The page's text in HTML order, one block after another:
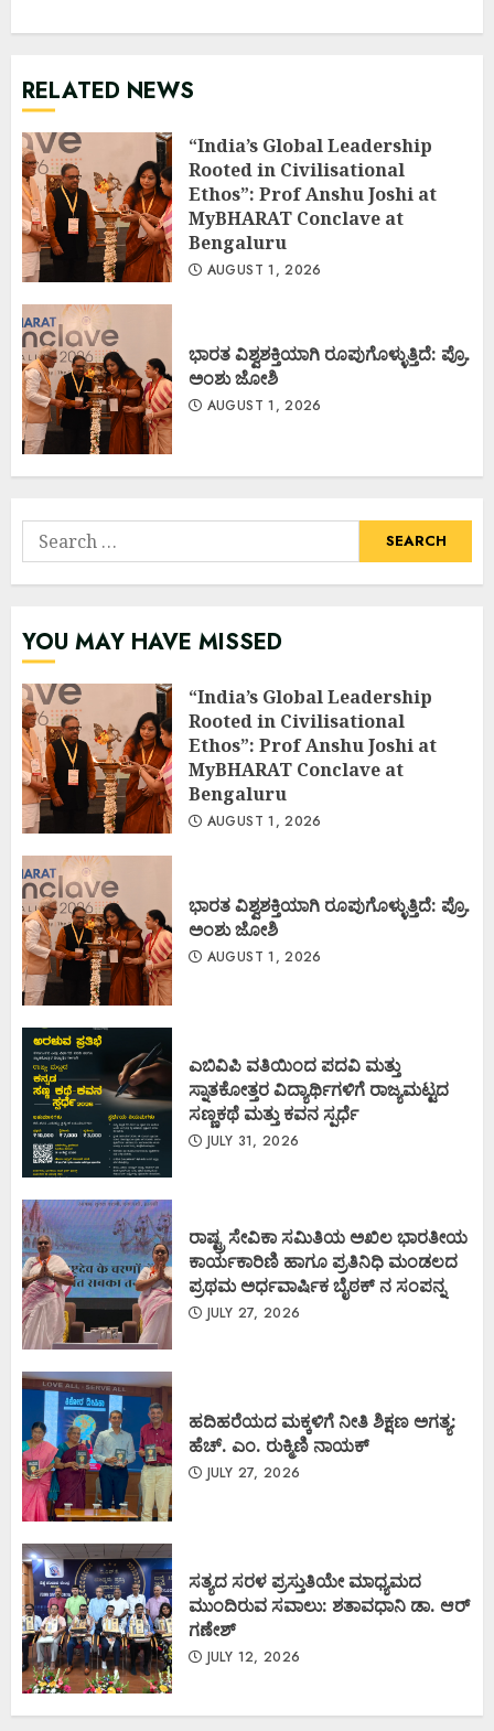
RELATED NEWS
“India’s Global Leadership
Rooted in Civilisational
Ethos”: Prof Anshu Joshi at
MyBHARAT Conclave at
Bengaluru
AUGUST 1, 2026
ಭಾರತ ವಿಶ್ವಶಕ್ತಿಯಾಗಿ ರೂಪುಗೊಳ್ಳುತ್ತಿದೆ: ಪ್ರೊ.
ಅಂಶು ಜೋಶಿ
AUGUST 1, 2026
Search
for:
YOU MAY HAVE MISSED
“India’s Global Leadership
Rooted in Civilisational
Ethos”: Prof Anshu Joshi at
MyBHARAT Conclave at
Bengaluru
AUGUST 1, 2026
ಭಾರತ ವಿಶ್ವಶಕ್ತಿಯಾಗಿ ರೂಪುಗೊಳ್ಳುತ್ತಿದೆ: ಪ್ರೊ.
ಅಂಶು ಜೋಶಿ
AUGUST 1, 2026
ಎಬಿವಿಪಿ ವತಿಯಿಂದ ಪದವಿ ಮತ್ತು
ಸ್ನಾತಕೋತ್ತರ ವಿದ್ಯಾರ್ಥಿಗಳಿಗೆ ರಾಜ್ಯಮಟ್ಟದ
ಸಣ್ಣಕಥೆ ಮತ್ತು ಕವನ ಸ್ಪರ್ಧೆ
JULY 31, 2026
ರಾಷ್ಟ್ರ ಸೇವಿಕಾ ಸಮಿತಿಯ ಅಖಿಲ ಭಾರತೀಯ
ಕಾರ್ಯಕಾರಿಣಿ ಹಾಗೂ ಪ್ರತಿನಿಧಿ ಮಂಡಲದ
ಪ್ರಥಮ ಅರ್ಧವಾರ್ಷಿಕ ಬೈಠಕ್ ನ ಸಂಪನ್ನ
JULY 27, 2026
ಹದಿಹರೆಯದ ಮಕ್ಕಳಿಗೆ ನೀತಿ ಶಿಕ್ಷಣ ಅಗತ್ಯ:
ಹೆಚ್. ಎಂ. ರುಕ್ಮಿಣಿ ನಾಯಕ್
JULY 27, 2026
ಸತ್ಯದ ಸರಳ ಪ್ರಸ್ತುತಿಯೇ ಮಾಧ್ಯಮದ
ಮುಂದಿರುವ ಸವಾಲು: ಶತಾವಧಾನಿ ಡಾ. ಆರ್
ಗಣೇಶ್
JULY 12, 2026